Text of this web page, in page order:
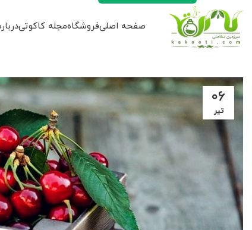
صفحه اصلیفروشگاهمجله کاکوتی
۰۶
تیر